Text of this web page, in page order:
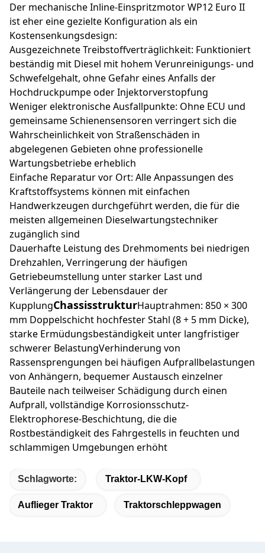
Der mechanische Inline-Einspritzmotor WP12 Euro II
ist eher eine gezielte Konfiguration als ein
Kostensenkungsdesign:
Ausgezeichnete Treibstoffverträglichkeit: Funktioniert
beständig mit Diesel mit hohem Verunreinigungs- und
Schwefelgehalt, ohne Gefahr eines Anfalls der
Hochdruckpumpe oder Injektorverstopfung
Weniger elektronische Ausfallpunkte: Ohne ECU und
gemeinsame Schienensensoren verringert sich die
Wahrscheinlichkeit von Straßenschäden in
abgelegenen Gebieten ohne professionelle
Wartungsbetriebe erheblich
Einfache Reparatur vor Ort: Alle Anpassungen des
Kraftstoffsystems können mit einfachen
Handwerkzeugen durchgeführt werden, die für die
meisten allgemeinen Dieselwartungstechniker
zugänglich sind
Dauerhafte Leistung des Drehmoments bei niedrigen
Drehzahlen, Verringerung der häufigen
Getriebeumstellung unter starker Last und
Verlängerung der Lebensdauer der
KupplungChassisstrukturHauptrahmen: 850 × 300
mm Doppelschicht hochfester Stahl (8 + 5 mm Dicke),
starke Ermüdungsbeständigkeit unter langfristiger
schwerer BelastungVerhinderung von
Rassensprengungen bei häufigen Aufprallbelastungen
von Anhängern, bequemer Austausch einzelner
Bauteile nach teilweiser Schädigung durch einen
Aufprall, vollständige Korrosionsschutz-
Elektrophorese-Beschichtung, die die
Rostbeständigkeit des Fahrgestells in feuchten und
schlammigen Umgebungen erhöht
Schlagworte: Traktor-LKW-Kopf
Auflieger Traktor Traktorschleppwagen